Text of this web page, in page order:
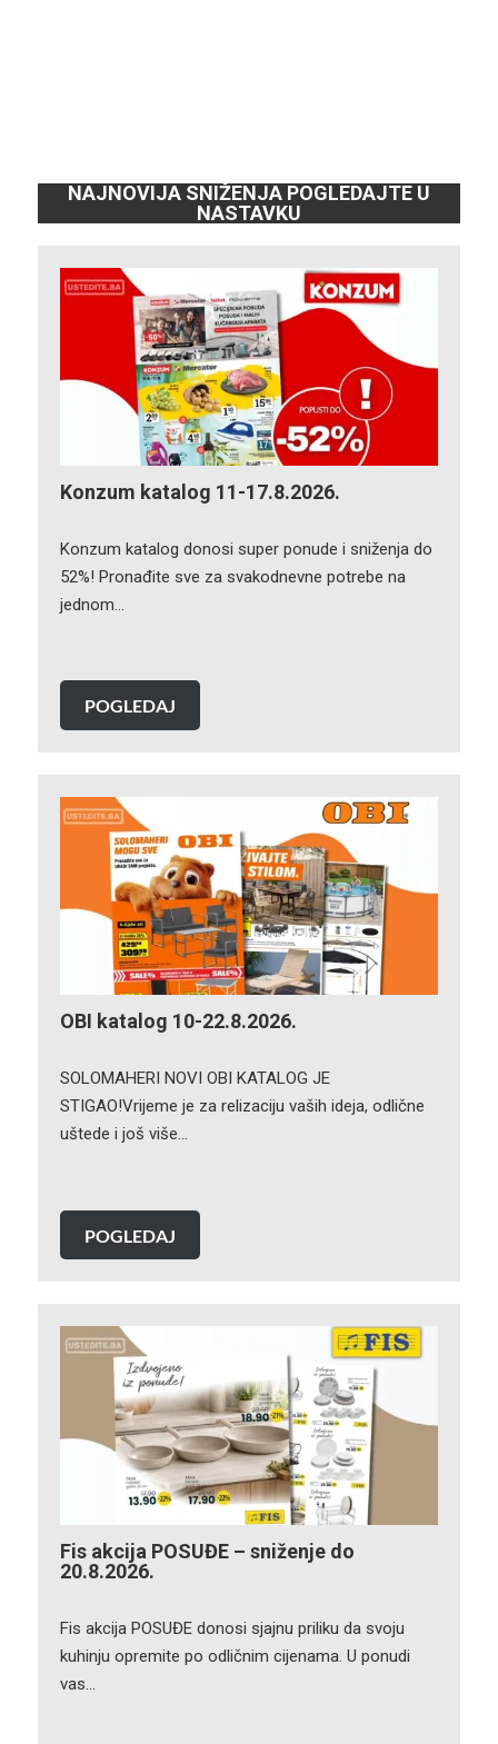
NAJNOVIJA SNIŽENJA POGLEDAJTE U
NASTAVKU
Konzum katalog 11-17.8.2026.
Konzum katalog donosi super ponude i sniženja do
52%! Pronađite sve za svakodnevne potrebe na
jednom…
POGLEDAJ
OBI katalog 10-22.8.2026.
SOLOMAHERI NOVI OBI KATALOG JE
STIGAO!Vrijeme je za relizaciju vaših ideja, odlične
uštede i još više…
POGLEDAJ
Fis akcija POSUĐE – sniženje do
20.8.2026.
Fis akcija POSUĐE donosi sjajnu priliku da svoju
kuhinju opremite po odličnim cijenama. U ponudi
vas…